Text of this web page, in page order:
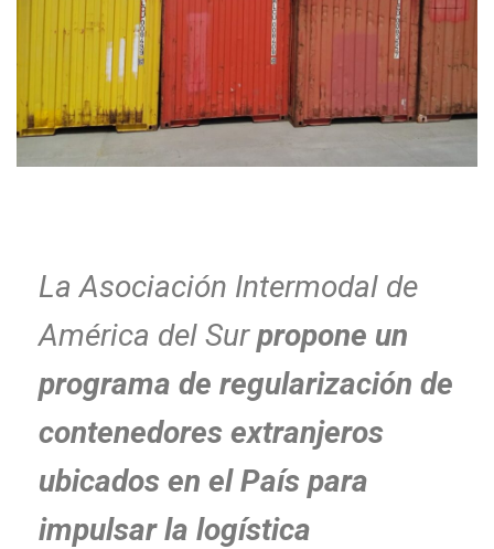
La Asociación Intermodal de
América del Surpropone un
programa de regularización de
contenedores extranjeros
ubicados en el País para
impulsar la logística